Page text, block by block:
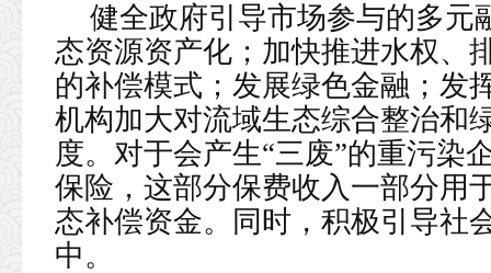
健全政府引导市场参与的多元
态资源资产化；加快推进水权、
的补偿模式；发展绿色金融；发
机构加大对流域生态综合整治和
度。对于会产生“三废”的重污染
保险，这部分保费收入一部分用
态补偿资金。同时，积极引导社
中。